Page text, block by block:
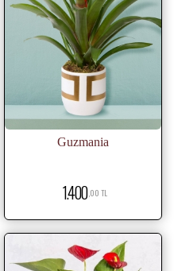
Guzmania
1.400 ,00 TL